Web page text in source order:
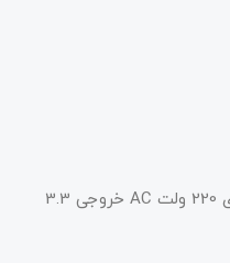
پاور ماژول 3 وات سوییچینگ ورودی 220 ولت AC خروجی 3.3